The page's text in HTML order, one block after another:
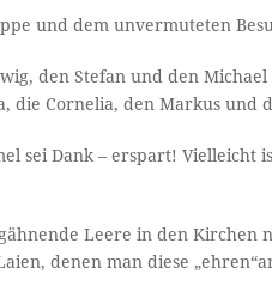
und dem unvermuteten
den Stefan und den Michael
die Cornelia, den Markus und
sei Dank – erspart! Vielleicht
Leere in den Kirchen
denen man diese